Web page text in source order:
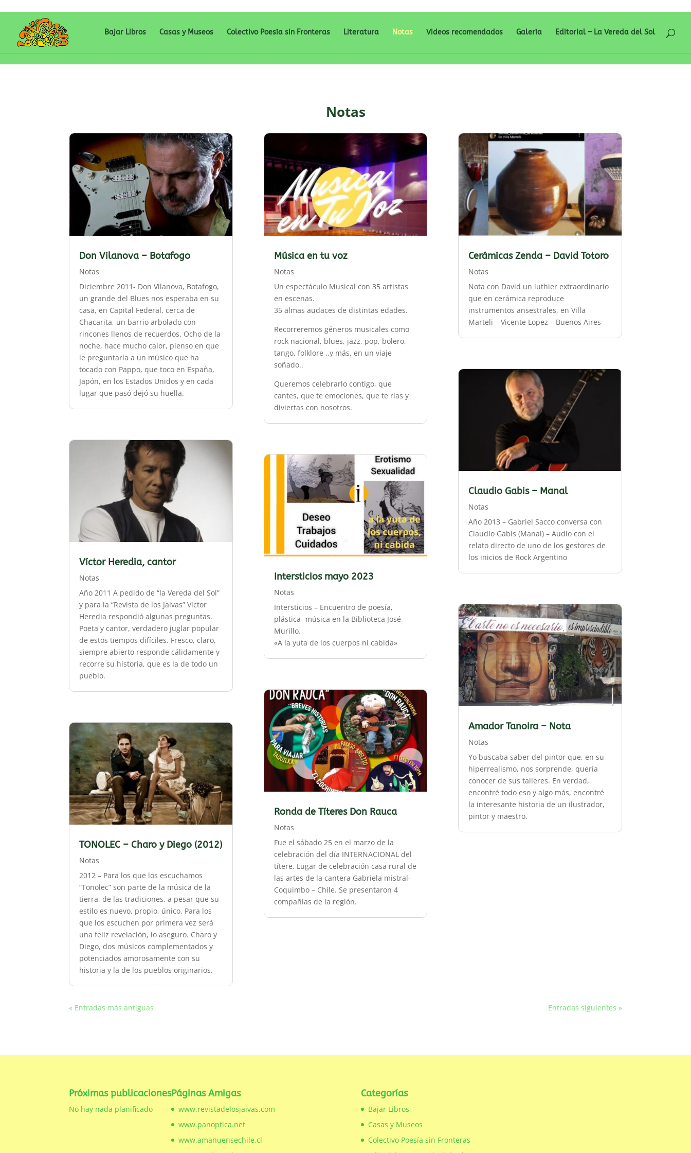
Bajar Libros Casas y Museos Colectivo Poesía sin Fronteras Literatura Notas Videos recomendados Galería Editorial – La Vereda del Sol
Notas
Don Vilanova – Botafogo
Notas
Diciembre 2011- Don Vilanova, Botafogo,
un grande del Blues nos esperaba en su
casa, en Capital Federal, cerca de
Chacarita, un barrio arbolado con
rincones llenos de recuerdos. Ocho de la
noche, hace mucho calor, pienso en que
le preguntaría a un músico que ha
tocado con Pappo, que toco en España,
Japón, en los Estados Unidos y en cada
lugar que pasó dejó su huella.
Víctor Heredia, cantor
Notas
Año 2011 A pedido de “la Vereda del Sol”
y para la “Revista de los Jaivas” Víctor
Heredia respondió algunas preguntas.
Poeta y cantor, verdadero juglar popular
de estos tiempos difíciles. Fresco, claro,
siempre abierto responde cálidamente y
recorre su historia, que es la de todo un
pueblo.
TONOLEC – Charo y Diego (2012)
Notas
2012 – Para los que los escuchamos
“Tonolec” son parte de la música de la
tierra, de las tradiciones, a pesar que su
estilo es nuevo, propio, único. Para los
que los escuchen por primera vez será
una feliz revelación, lo aseguro. Charo y
Diego, dos músicos complementados y
potenciados amorosamente con su
historia y la de los pueblos originarios.
Música en tu voz
Notas
Un espectáculo Musical con 35 artistas
en escenas.
35 almas audaces de distintas edades.
Recorreremos géneros musicales como
rock nacional, blues, jazz, pop, bolero,
tango, folklore ..y más, en un viaje
soñado..
Queremos celebrarlo contigo, que
cantes, que te emociones, que te rías y
diviertas con nosotros.
Intersticios mayo 2023
Notas
Intersticios – Encuentro de poesía,
plástica- música en la Biblioteca José
Murillo.
«A la yuta de los cuerpos ni cabida»
Ronda de Títeres Don Rauca
Notas
Fue el sábado 25 en el marzo de la
celebración del día INTERNACIONAL del
títere. Lugar de celebración casa rural de
las artes de la cantera Gabriela mistral-
Coquimbo – Chile. Se presentaron 4
compañías de la región.
Cerámicas Zenda – David Totoro
Notas
Nota con David un luthier extraordinario
que en cerámica reproduce
instrumentos ansestrales, en Villa
Marteli – Vicente Lopez – Buenos Aires
Claudio Gabis – Manal
Notas
Año 2013 – Gabriel Sacco conversa con
Claudio Gabis (Manal) – Audio con el
relato directo de uno de los gestores de
los inicios de Rock Argentino
Amador Tanoira – Nota
Notas
Yo buscaba saber del pintor que, en su
hiperrealismo, nos sorprende, quería
conocer de sus talleres. En verdad,
encontré todo eso y algo más, encontré
la interesante historia de un ilustrador,
pintor y maestro.
« Entradas más antiguas Entradas siguientes »
Próximas publicaciones
No hay nada planificado
Páginas Amigas
www.revistadelosjaivas.com
www.panoptica.net
www.amanuensechile.cl
Categorías
Bajar Libros
Casas y Museos
Colectivo Poesía sin Fronteras